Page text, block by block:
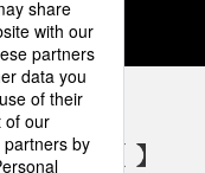
アカウント